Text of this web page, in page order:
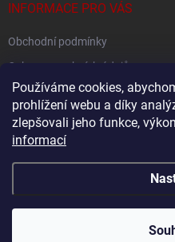
Používáme cookies,
prohlížení webu a díky
zlepšovali jeho funkce,
informací
INFORMACE PRO VÁS
Obchodní podmínky
Ochrana osobních údajů
FACEBOOK
Copyright 2026DMC style.